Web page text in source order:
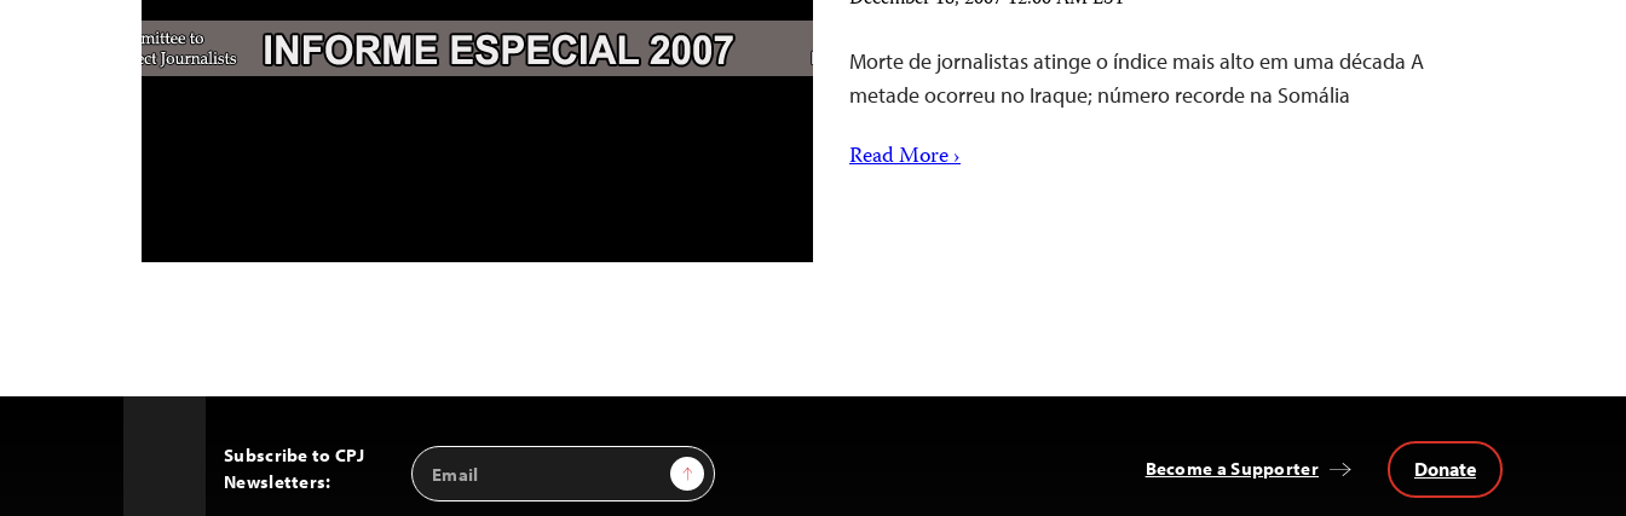
Morte de jornalistas atinge o índice mais alto em uma década A
metade ocorreu no Iraque; número recorde na Somália
Read More ›
Subscribe to CPJ
Newsletters:
Email
Address
Sign Up Become a Supporter Donate